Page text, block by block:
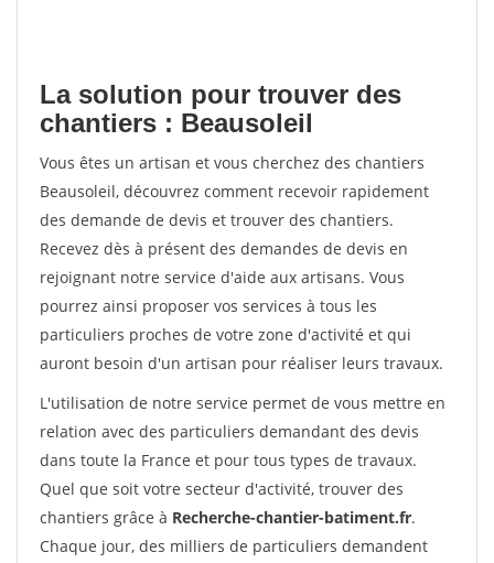
La solution pour trouver des
chantiers : Beausoleil
Vous êtes un artisan et vous cherchez des chantiers
Beausoleil, découvrez comment recevoir rapidement
des demande de devis et trouver des chantiers.
Recevez dès à présent des demandes de devis en
rejoignant notre service d'aide aux artisans. Vous
pourrez ainsi proposer vos services à tous les
particuliers proches de votre zone d'activité et qui
auront besoin d'un artisan pour réaliser leurs travaux.
L'utilisation de notre service permet de vous mettre en
relation avec des particuliers demandant des devis
dans toute la France et pour tous types de travaux.
Quel que soit votre secteur d'activité, trouver des
chantiers grâce à Recherche-chantier-batiment.fr.
Chaque jour, des milliers de particuliers demandent